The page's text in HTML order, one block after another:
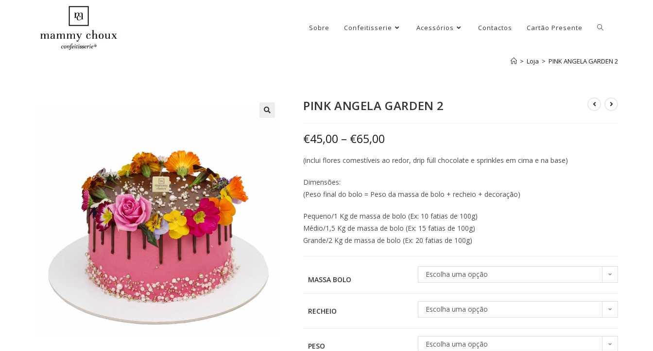
Sobre Confeitisserie Acessórios Contactos Cartão Presente
> Loja > PINK ANGELA GARDEN 2
PINK ANGELA GARDEN 2
€45,00 – €65,00
(inclui flores comestíveis ao redor, drip full chocolate e sprinkles em cima e na base)
Dimensões:
(Peso final do bolo = Peso da massa de bolo + recheio + decoração)
Pequeno/1 Kg de massa de bolo (Ex: 10 fatias de 100g)
Médio/1,5 Kg de massa de bolo (Ex: 15 fatias de 100g)
Grande/2 Kg de massa de bolo (Ex: 20 fatias de 100g)
MASSA BOLO
Escolha uma opção
RECHEIO Escolha uma opção
PESO Escolha uma opção